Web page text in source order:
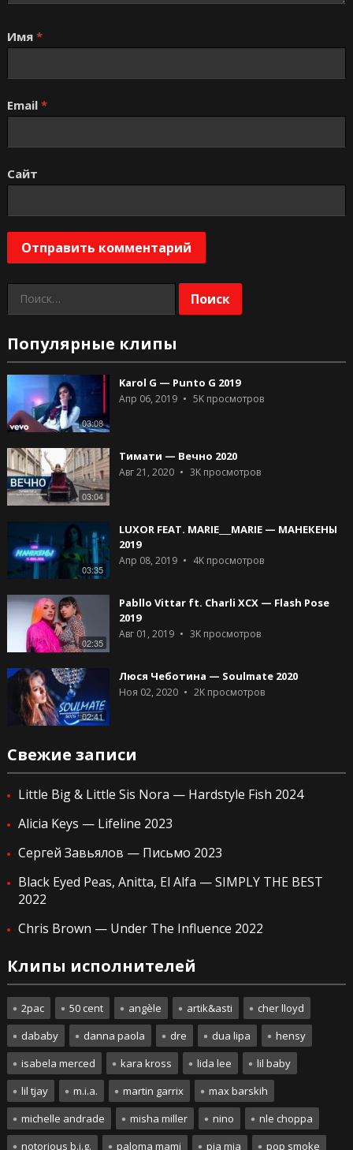
Имя *
Email *
Сайт
Найти:
Популярные клипы
03:08
Karol G — Punto G 2019
Апр 06, 2019 5Kпросмотров
03:04
Тимати — Вечно 2020
Авг 21, 2020 3Kпросмотров
03:35
LUXOR FEAT. MARIE___MARIE — МАНЕКЕНЫ
2019
Апр 08, 2019 4Kпросмотров
02:35
Pabllo Vittar ft. Charli XCX — Flash Pose
2019
Авг 01, 2019 3Kпросмотров
02:41
Люся Чеботина — Soulmate 2020
Ноя 02, 2020 2Kпросмотров
Свежие записи
Little Big & Little Sis Nora — Hardstyle Fish 2024
Alicia Keys — Lifeline 2023
Сергей Завьялов — Письмо 2023
Black Eyed Peas, Anitta, El Alfa — SIMPLY THE BEST
2022
Chris Brown — Under The Influence 2022
Клипы исполнителей
2pac 50 cent angèle artik&asti
cher lloyd
dababy
danna paola dre dua lipa
hensy
isabela merced
kara kross lida lee
lil baby
lil tjay
m.i.a. martin garrix
max barskih
michelle andrade
misha miller nino
nle choppa
notorious b.i.g.
paloma mami pia mia pop smoke